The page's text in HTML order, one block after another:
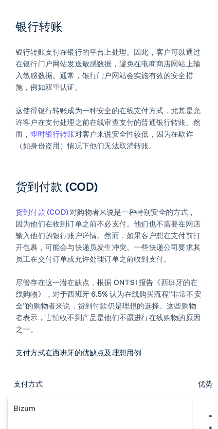
银行转账
银行转账支付在银行的平台上处理。因此，客户可以通过
在银行门户网站发送敏感数据，避免在电商商店网站上输
入敏感数据。通常，银行门户网站会实施有效的安全措
施，例如双重认证。
这使得银行转账成为一种安全的在线支付方式，尤其是允
许客户在支付处理之前在线审查支付的普通银行转账。然
而， 即时银行转账对客户来说安全性较低，因为在欺诈
（如身份盗用）情况下他们无法取消转账。
货到付款 (COD)
货到付款 (COD)对购物者来说是一种特别安全的方式，
因为他们在收到订单之前不必支付。他们也不需要在网店
输入他们的银行账户详情。然而，如果客户想在支付前打
开包裹，可能会与快递员发生冲突。一些快递公司要求其
员工在交付订单或允许处理订单之前收到支付。
尽管存在这一潜在缺点，根据 ONTSI 报告《西班牙的在
线购物》，对于西班牙 6.5% 认为在线购买流程“非常不安
全”的购物者来说，货到付款仍是理想的选择。这些购物
者表示，害怕收不到产品是他们不愿进行在线购物的原因
之一。
支付方式在西班牙的优缺点及理想用例
支付方式 优势
Bizum